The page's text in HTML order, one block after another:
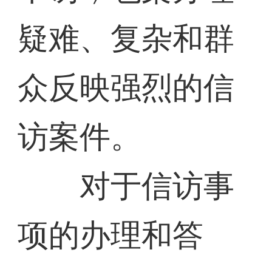
疑难、复杂和群
众反映强烈的信
访案件。
对于信访事
项的办理和答